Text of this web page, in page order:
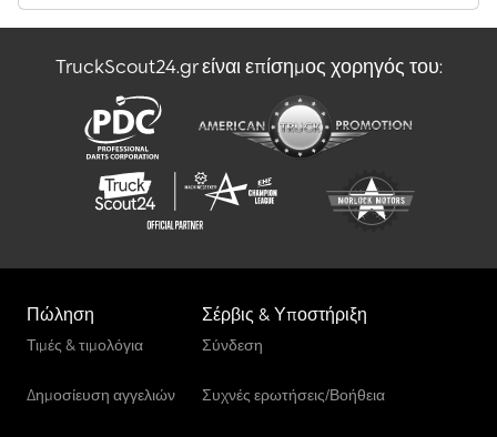
TruckScout24.gr είναι επίσημος χορηγός του:
Πώληση
Τιμές & τιμολόγια
Δημοσίευση αγγελιών
Σέρβις & Υποστήριξη
Σύνδεση
Συχνές ερωτήσεις/Βοήθεια